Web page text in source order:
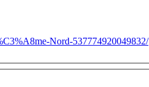
Nord-537774920049832/